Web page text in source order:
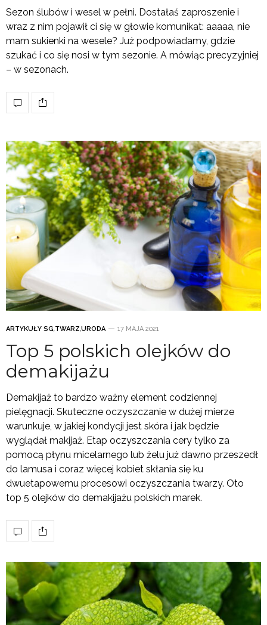
Sezon ślubów i wesel w pełni. Dostałaś zaproszenie i
wraz z nim pojawił ci się w głowie komunikat: aaaaa, nie
mam sukienki na wesele? Już podpowiadamy, gdzie
szukać i co się nosi w tym sezonie. A mówiąc precyzyjniej
– w sezonach.
ARTYKUŁY SG,TWARZ,URODA 17 MAJA 2021
Top 5 polskich olejków do
demakijażu
Demakijaż to bardzo ważny element codziennej
pielęgnacji. Skuteczne oczyszczanie w dużej mierze
warunkuje, w jakiej kondycji jest skóra i jak będzie
wyglądał makijaż. Etap oczyszczania cery tylko za
pomocą płynu micelarnego lub żelu już dawno przeszedł
do lamusa i coraz więcej kobiet skłania się ku
dwuetapowemu procesowi oczyszczania twarzy. Oto
top 5 olejków do demakijażu polskich marek.